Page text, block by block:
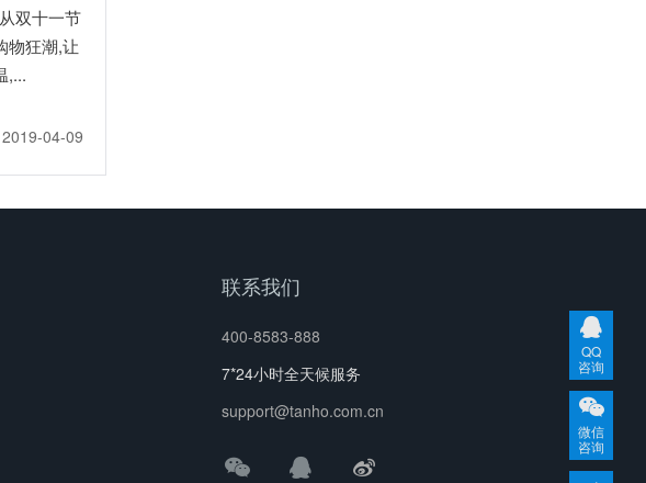
双十一节
物狂潮,让
,...
2019-04-09
联系我们
400-8583-888
7*24小时全天候服务
support@tanho.com.cn
QQ
咨询
微信
咨询